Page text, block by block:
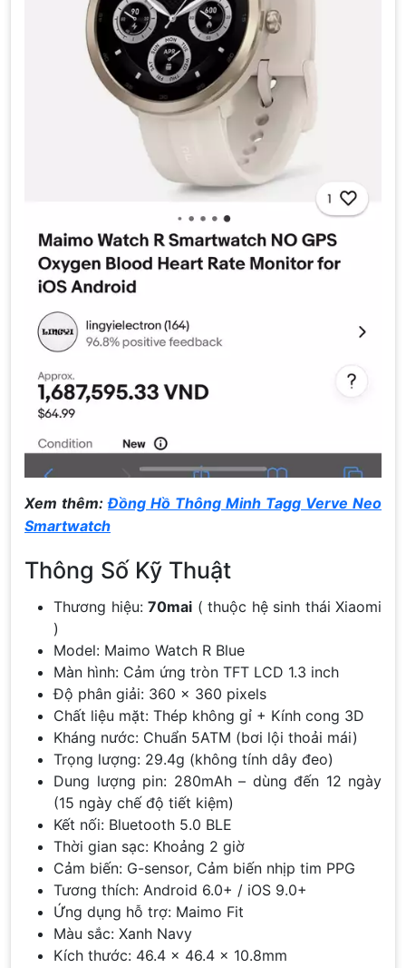
Xem thêm:Đồng Hồ Thông Minh Tagg Verve Neo
Smartwatch
Thông Số Kỹ Thuật
Thương hiệu: 70mai ( thuộc hệ sinh thái Xiaomi
)
Model: Maimo Watch R Blue
Màn hình: Cảm ứng tròn TFT LCD 1.3 inch
Độ phân giải: 360 x 360 pixels
Chất liệu mặt: Thép không gỉ + Kính cong 3D
Kháng nước: Chuẩn 5ATM (bơi lội thoải mái)
Trọng lượng: 29.4g (không tính dây đeo)
Dung lượng pin: 280mAh – dùng đến 12 ngày
(15 ngày chế độ tiết kiệm)
Kết nối: Bluetooth 5.0 BLE
Thời gian sạc: Khoảng 2 giờ
Cảm biến: G-sensor, Cảm biến nhịp tim PPG
Tương thích: Android 6.0+ / iOS 9.0+
Ứng dụng hỗ trợ: Maimo Fit
Màu sắc: Xanh Navy
Kích thước: 46.4 x 46.4 x 10.8mm